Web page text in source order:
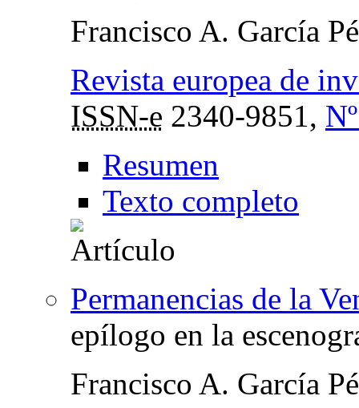
Francisco A. García
Revista europea de
ISSN-e 2340-9851,
Resumen
Texto completo
Permanencias de la
epílogo en la
Francisco A. García